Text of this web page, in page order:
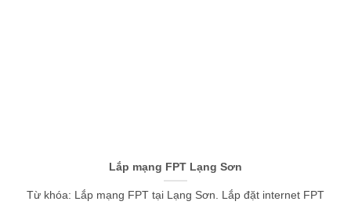
Lắp mạng FPT Lạng Sơn
Từ khóa: Lắp mạng FPT tại Lạng Sơn. Lắp đặt internet FPT